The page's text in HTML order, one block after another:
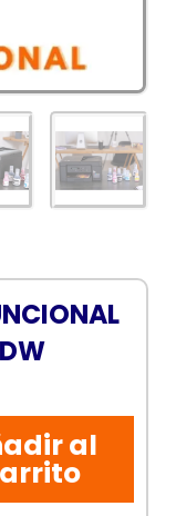
al